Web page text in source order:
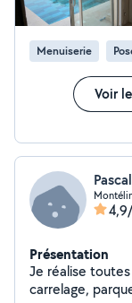
Menuiserie
Voir
Présentation
Je réalise
carrelage,